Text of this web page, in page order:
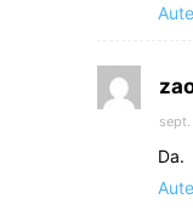
sept.
Da.